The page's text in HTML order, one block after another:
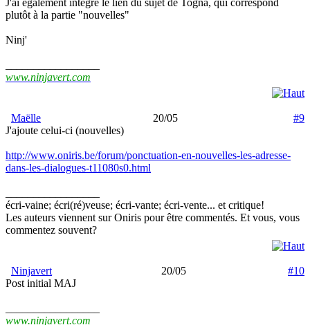
J'ai également intégré le lien du sujet de Togna, qui correspond
plutôt à la partie "nouvelles"
Ninj'
www.ninjavert.com
Maëlle 20/05
#9
J'ajoute celui-ci (nouvelles)
http://www.oniris.be/forum/ponctuation-en-nouvelles-les-adresse-
dans-les-dialogues-t11080s0.html
écri-vaine; écri(ré)veuse; écri-vante; écri-vente... et critique!
Les auteurs viennent sur Oniris pour être commentés. Et vous, vous
commentez souvent?
Ninjavert 20/05
#10
Post initial MAJ
www.ninjavert.com